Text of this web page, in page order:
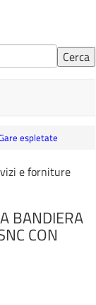
espletate
e forniture
BANDIERA
CON